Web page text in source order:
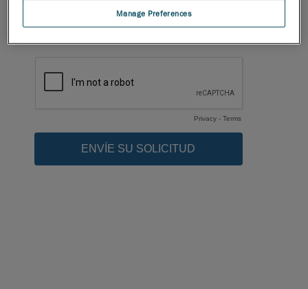
Manage Preferences